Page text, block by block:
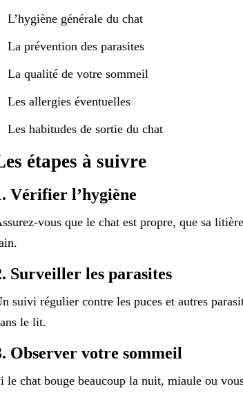
L’hygiène générale du chat
La prévention des parasites
La qualité de votre sommeil
Les allergies éventuelles
Les habitudes de sortie du chat
étapes à suivre
Vérifier l’hygiène
vous que le chat est propre, que sa
Surveiller les parasites
suivi régulier contre les puces et autres
le lit.
Observer votre sommeil
le chat bouge beaucoup la nuit, miaule ou